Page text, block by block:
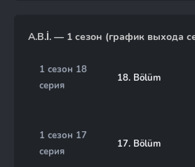
A.B.İ. — 1 сезон (график выхода
1 сезон 18
серия
18. Bölüm
1 сезон 17
серия
17. Bölüm